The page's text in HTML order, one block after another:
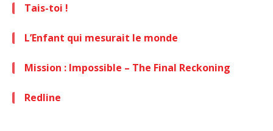
Tais-toi !
L’Enfant qui mesurait le monde
Mission : Impossible – The Final Reckoning
Redline